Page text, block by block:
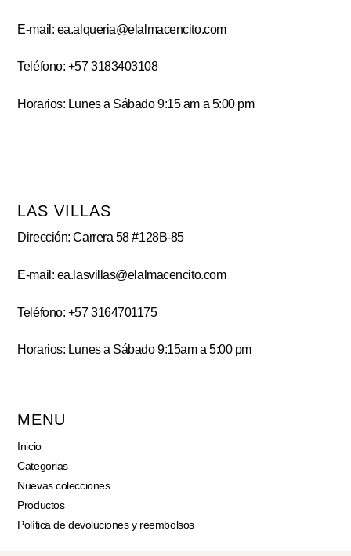
E-mail: ea.alqueria@elalmacencito.com
Teléfono: +57 3183403108
Horarios: Lunes a Sábado 9:15 am a 5:00 pm
LAS VILLAS
Dirección: Carrera 58 #128B-85
E-mail: ea.lasvillas@elalmacencito.com
Teléfono: +57 3164701175
Horarios: Lunes a Sábado 9:15am a 5:00 pm
MENU
Inicio
Categorias
Nuevas colecciones
Productos
Política de devoluciones y reembolsos